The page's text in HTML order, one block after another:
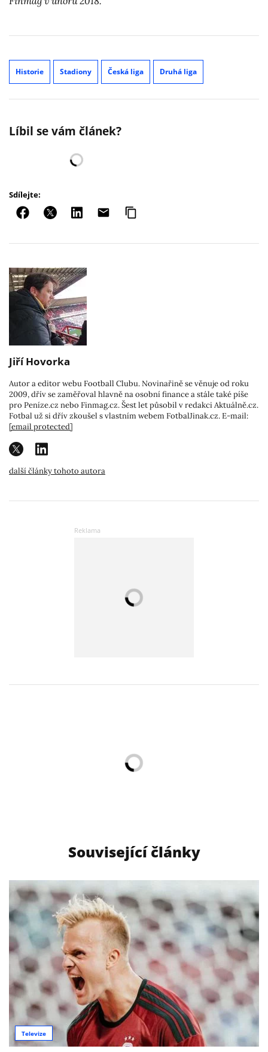
Historie Stadiony Česká liga Druhá liga
Líbil se vám článek?
Sdílejte:
Jiří Hovorka
Autor a editor webu Football Clubu. Novinařině se věnuje od roku
2009, dřív se zaměřoval hlavně na osobní finance a stále také píše
pro Peníze.cz nebo Finmag.cz. Šest let působil v redakci Aktuálně.cz.
Fotbal už si dřív zkoušel s vlastním webem FotbalJinak.cz. E-mail:
[email protected]
další články tohoto autora
Související články
Televize